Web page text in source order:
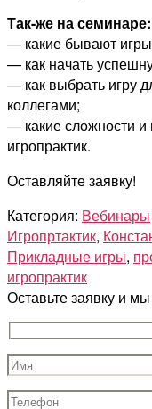
Так-же на семинаре:
— какие бывают
— как начать
— как выбрать игру
коллегами;
— какие сложности и
игропрактик.
Оставляйте заявку!
Категория: Вебинары
Игропртактик,
Прикладные игры,
игропрактик
Оставьте заявку и